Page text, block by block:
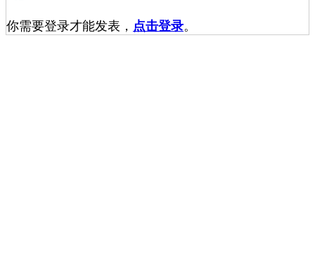
你需要登录才能发表， 点击登录。